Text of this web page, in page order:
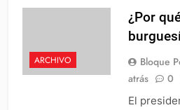
ARCHIVO
¿Por
Bloque
atrás
0
El